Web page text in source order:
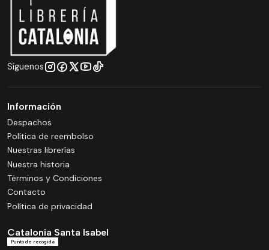
Síguenos
Información
Despachos
Política de reembolso
Nuestras librerías
Nuestra historia
Términos y Condiciones
Contacto
Política de privacidad
Catalonia Santa Isabel
Punto de recogida